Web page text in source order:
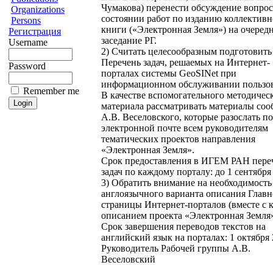
Organizations
Persons
Регистрация
Username
Password
Remember me
Чумакова) перенести обсуждение
состоянии работ по изданию
книги («Электронная Земля») на
заседание РГ.
2) Считать целесообразным подготовить
Перечень задач, решаемых на Интернет-
порталах системы GeoSINet при
информационном обслуживании
В качестве вспомогательного
материала рассматривать материалы
А.В. Веселовского, которые разослать по
электронной почте всем руководителям
тематических проектов направления
«Электронная Земля».
Срок предоставления в ИГЕМ РАН
задач по каждому порталу: до 1 сентября
3) Обратить внимание на необходимость
англоязычного варианта описания
страницы Интернет-порталов (вместе с
описанием проекта «Электронная
Срок завершения переводов текстов на
английский язык на порталах: 1 октября
Руководитель Рабочей группы А.В.
Веселовский